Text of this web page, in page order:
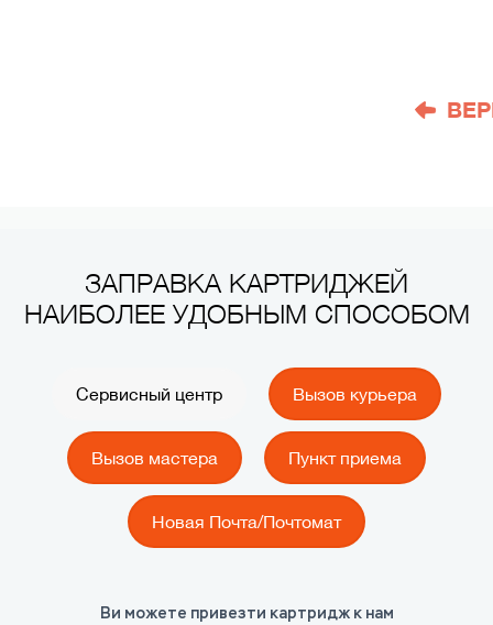
ЗАПРАВКА КАРТРИДЖЕЙ
НАИБОЛЕЕ УДОБНЫМ СПОСОБОМ
Сервисный центр Вызов курьера
Вызов мастера Пункт приема
Новая Почта/Почтомат
Ви можете привезти картридж к нам